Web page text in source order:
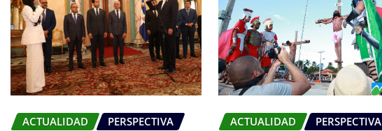
ACTUALIDAD PERSPECTIVA ACTUALIDAD PERSPECTIVA